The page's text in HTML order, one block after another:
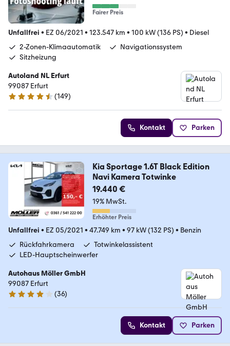
Fairer Preis
Unfallfrei • EZ 06/2021 • 123.547 km • 100 kW (136 PS) • Diesel
2-Zonen-Klimaautomatik
Navigationssystem
Sitzheizung
Autoland NL Erfurt
99087 Erfurt
4.4 Sterne
(149)
Kontakt Parken
Kia Sportage 1.6T Black Edition
Navi Kamera Totwinke
19.440 €
19% MwSt.
Erhöhter Preis
Unfallfrei • EZ 05/2021 • 47.749 km • 97 kW (132 PS) • Benzin
Rückfahrkamera
Totwinkelassistent
LED-Hauptscheinwerfer
Autohaus Möller GmbH
99087 Erfurt
4.1 Sterne
(36)
Kontakt Parken